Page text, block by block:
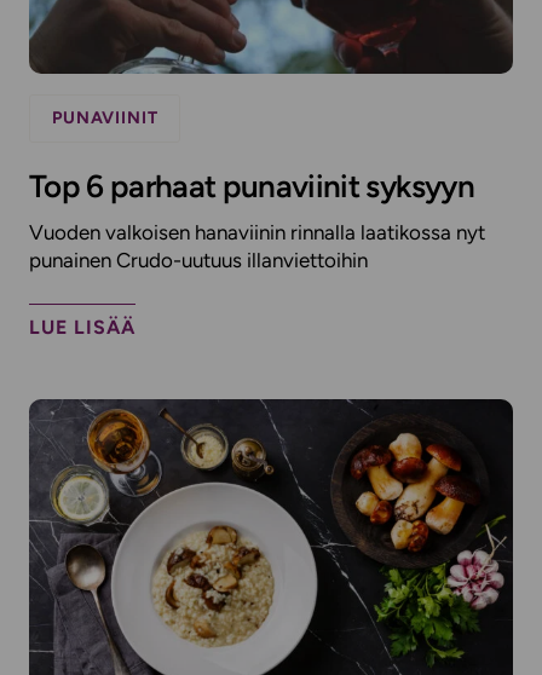
PUNAVIINIT
Top 6 parhaat punaviinit syksyyn
Vuoden valkoisen hanaviinin rinnalla laatikossa nyt
punainen Crudo-uutuus illanviettoihin
LUE LISÄÄ